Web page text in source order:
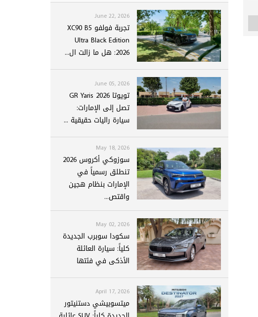
June 22, 2026
تجربة فولفو XC90 B5
Ultra Black Edition
2026: هل ما زالت ال...
June 05, 2026
تويوتا GR Yaris 2026
تصل إلى الإمارات:
سيارة راليات حقيقية ...
May 18, 2026
سوزوكي أكروس 2026
تنطلق رسمياً في
الإمارات بنظام هجين
واقتص...
May 02, 2026
سكودا سوبرب الجديدة
كلياً: سيارة العائلة
الأذكى في فئتها
April 17, 2026
ميتسوبيشي دستنيتور